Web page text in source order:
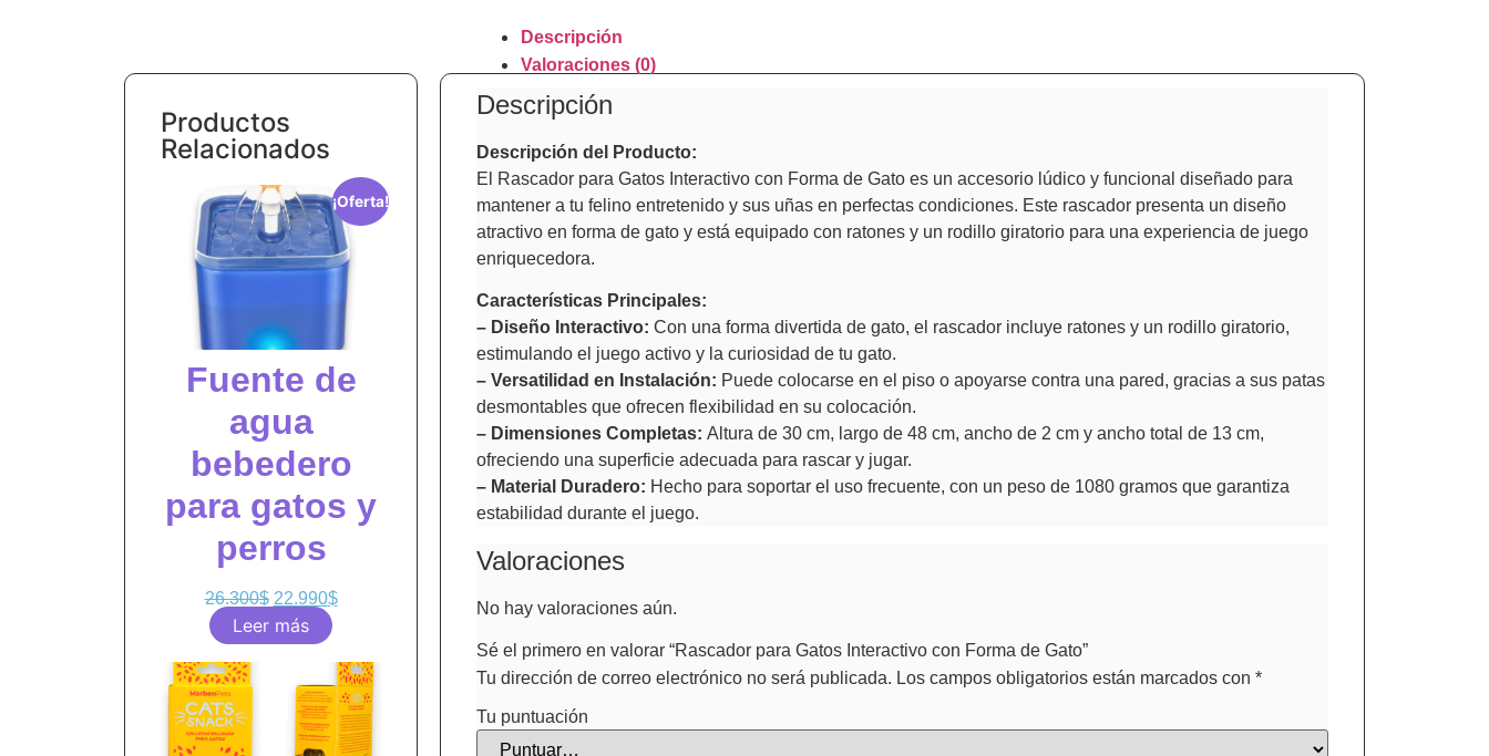
Productos
Relacionados
¡Oferta!
Fuente de
agua
bebedero
para gatos y
perros
26.300$ 22.990$
Leer más
Descripción
Valoraciones (0)
Descripción
Descripción del Producto:
El Rascador para Gatos Interactivo con Forma de Gato es un accesorio lúdico y funcional diseñado para
mantener a tu felino entretenido y sus uñas en perfectas condiciones. Este rascador presenta un diseño
atractivo en forma de gato y está equipado con ratones y un rodillo giratorio para una experiencia de juego
enriquecedora.
Características Principales:
– Diseño Interactivo: Con una forma divertida de gato, el rascador incluye ratones y un rodillo giratorio,
estimulando el juego activo y la curiosidad de tu gato.
– Versatilidad en Instalación: Puede colocarse en el piso o apoyarse contra una pared, gracias a sus patas
desmontables que ofrecen flexibilidad en su colocación.
– Dimensiones Completas: Altura de 30 cm, largo de 48 cm, ancho de 2 cm y ancho total de 13 cm,
ofreciendo una superficie adecuada para rascar y jugar.
– Material Duradero: Hecho para soportar el uso frecuente, con un peso de 1080 gramos que garantiza
estabilidad durante el juego.
Valoraciones
No hay valoraciones aún.
Sé el primero en valorar “Rascador para Gatos Interactivo con Forma de Gato”
Tu dirección de correo electrónico no será publicada. Los campos obligatorios están marcados con *
Tu puntuación